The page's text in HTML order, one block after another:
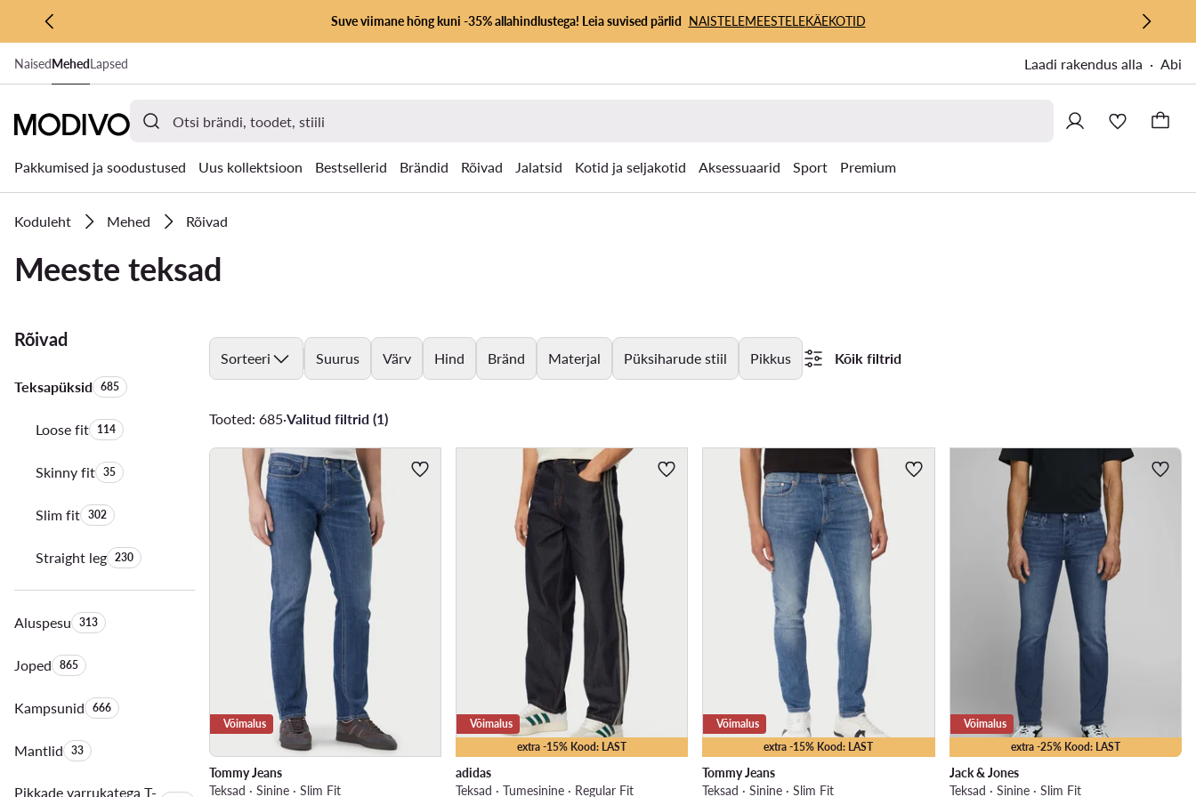
LIIGU PÕHISISU JUURDE
MINE OTSINGUSSE
Suve viimane hõng kuni -35% allahindlustega! Leia suvised pärlid NAISTELEMEESTELEKÄEKOTID
NaisedMehedLapsed Laadi rakendus alla Abi
Pakkumised ja soodustused Uus kollektsioon Bestsellerid Brändid Rõivad Jalatsid Kotid ja seljakotid Aksessuaarid Sport Premium
Koduleht Mehed Rõivad
Meeste teksad
Rõivad
TeksapüksidToodete arv:
685
Loose fitToodete arv:
114
Skinny fitToodete arv:
35
Slim fitToodete arv:
302
Straight legToodete arv:
230
AluspesuToodete arv:
313
JopedToodete arv:
865
KampsunidToodete arv:
666
MantlidToodete arv:
33
Pikkade varrukatega T-
Sorteeri Suurus Värv Hind Bränd Materjal Püksiharude stiil Pikkus Kõik filtrid
Tooted: 685·Valitud filtrid (1)
Võimalus
Tommy Jeans
Teksad · Sinine · Slim Fit
extra -15% Kood: LAST
Võimalus
adidas
Teksad · Tumesinine · Regular Fit
extra -15% Kood: LAST
Võimalus
Tommy Jeans
Teksad · Sinine · Slim Fit
extra -25% Kood: LAST
Võimalus
Jack & Jones
Teksad · Sinine · Slim Fit